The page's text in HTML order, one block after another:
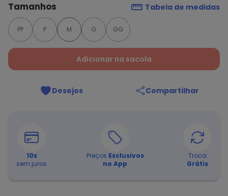
Tamanhos Tabela de medidas
PP P M G GG
Adicionar na sacola
Desejos Compartilhar
10x
sem juros
Preços Exclusivos
no App
Troca
Grátis